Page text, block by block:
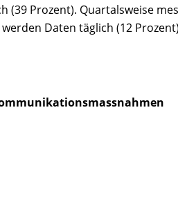
Prozent). Quartalsweise
Daten täglich (12